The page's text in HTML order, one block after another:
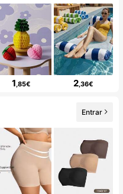
1 ,85€ 2 ,36€
Entrar